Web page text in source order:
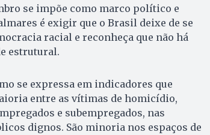
se impõe como marco político e
é exigir que o Brasil deixe de se
racial e reconheça que não há
estrutural.
se expressa em indicadores que
entre as vítimas de homicídio,
e subempregados, nas
dignos. São minoria nos espaços de